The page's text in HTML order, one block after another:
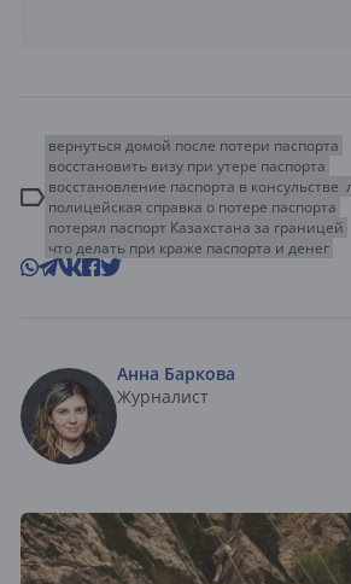
вернуться домой после потери паспорта
восстановить визу при утере паспорта
восстановление паспорта в консульстве
полицейская справка о потере паспорта
потерял паспорт Казахстана за границей
что делать при краже паспорта и денег
Анна Баркова
Журналист